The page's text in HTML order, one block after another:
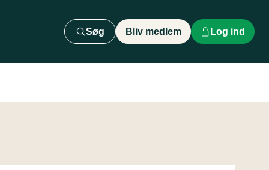
Søg Bliv medlem Log ind